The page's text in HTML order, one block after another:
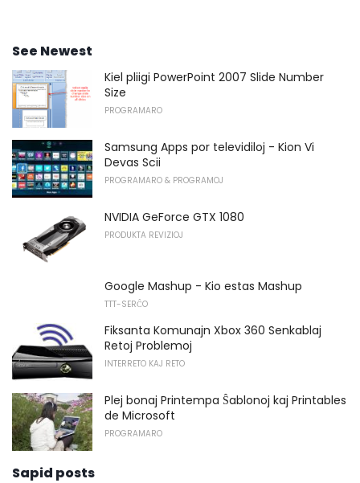
See Newest
Kiel pliigi PowerPoint 2007 Slide Number
Size
PROGRAMARO
Samsung Apps por televidiloj - Kion Vi
Devas Scii
PROGRAMARO & PROGRAMOJ
NVIDIA GeForce GTX 1080
PRODUKTA REVIZIOJ
Google Mashup - Kio estas Mashup
TTT-SERĈO
Fiksanta Komunajn Xbox 360 Senkablaj
Retoj Problemoj
INTERRETO KAJ RETO
Plej bonaj Printempa Ŝablonoj kaj Printables
de Microsoft
PROGRAMARO
Sapid posts